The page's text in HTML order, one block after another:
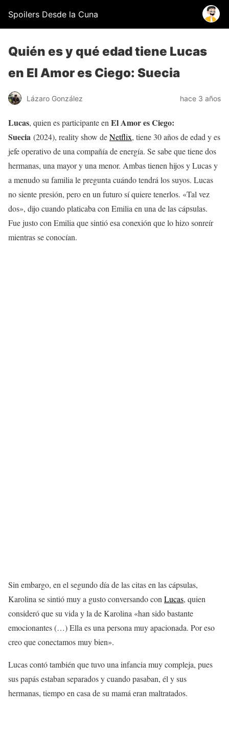
Spoilers Desde la Cuna
Quién es y qué edad tiene Lucas
en El Amor es Ciego: Suecia
Lázaro González hace 3 años
Lucas, quien es participante en El Amor es Ciego:
Suecia (2024), reality show deNetflix, tiene 30 años de edad y es
jefe operativo de una compañía de energía. Se sabe que tiene dos
hermanas, una mayor y una menor. Ambas tienen hijos y Lucas y
a menudo su familia le pregunta cuándo tendrá los suyos. Lucas
no siente presión, pero en un futuro sí quiere tenerlos. «Tal vez
dos», dijo cuando platicaba con Emilia en una de las cápsulas.
Fue justo con Emilia que sintió esa conexión que lo hizo sonreír
mientras se conocían.
Sin embargo, en el segundo día de las citas en las cápsulas,
Karolina se sintió muy a gusto conversando con Lucas, quien
consideró que su vida y la de Karolina «han sido bastante
emocionantes (…) Ella es una persona muy apacionada. Por eso
creo que conectamos muy bien».
Lucas contó también que tuvo una infancia muy compleja, pues
sus papás estaban separados y cuando pasaban, él y sus
hermanas, tiempo en casa de su mamá eran maltratados.